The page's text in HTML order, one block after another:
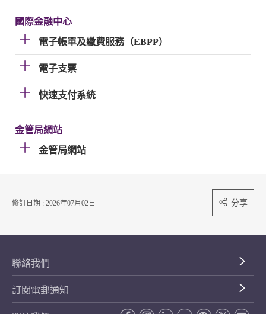
國際金融中心
電子帳單及繳費服務（EBPP）
電子支票
快速支付系統
金管局網站
金管局網站
修訂日期 : 2026年07月02日 分享
聯絡我們
訂閱電郵通知